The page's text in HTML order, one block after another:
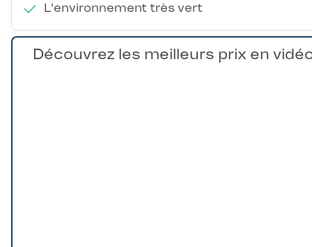
L'environnement très vert
Découvrez les meilleurs prix en